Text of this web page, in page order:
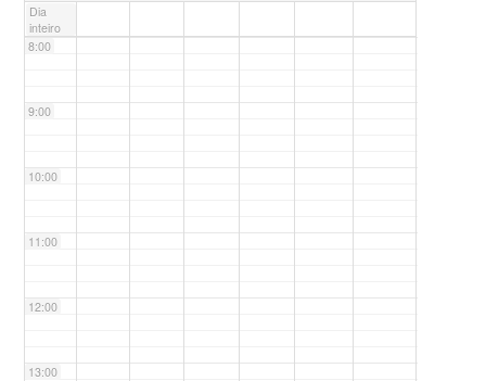
Dia
inteiro
8:00
9:00
10:00
11:00
12:00
13:00